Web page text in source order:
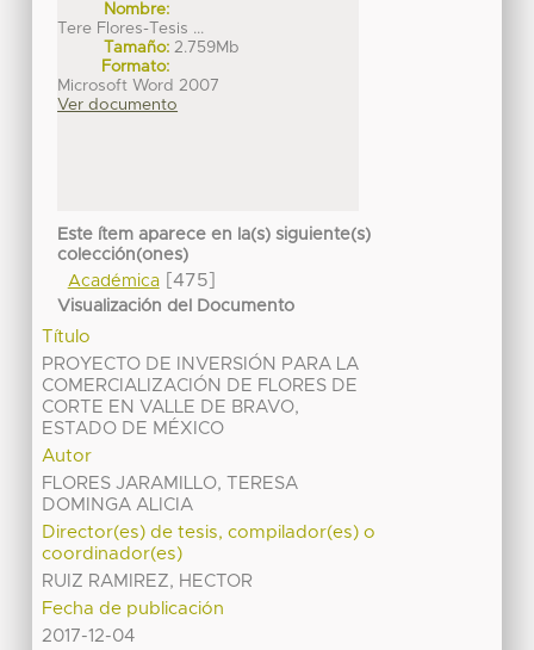
Nombre:
Tere Flores-Tesis ...
Tamaño: 2.759Mb
Formato:
Microsoft Word 2007
Ver documento
Este ítem aparece en la(s) siguiente(s)
colección(ones)
Académica[475]
Visualización del Documento
Título
PROYECTO DE INVERSIÓN PARA LA
COMERCIALIZACIÓN DE FLORES DE
CORTE EN VALLE DE BRAVO,
ESTADO DE MÉXICO
Autor
FLORES JARAMILLO, TERESA
DOMINGA ALICIA
Director(es) de tesis, compilador(es) o
coordinador(es)
RUIZ RAMIREZ, HECTOR
Fecha de publicación
2017-12-04